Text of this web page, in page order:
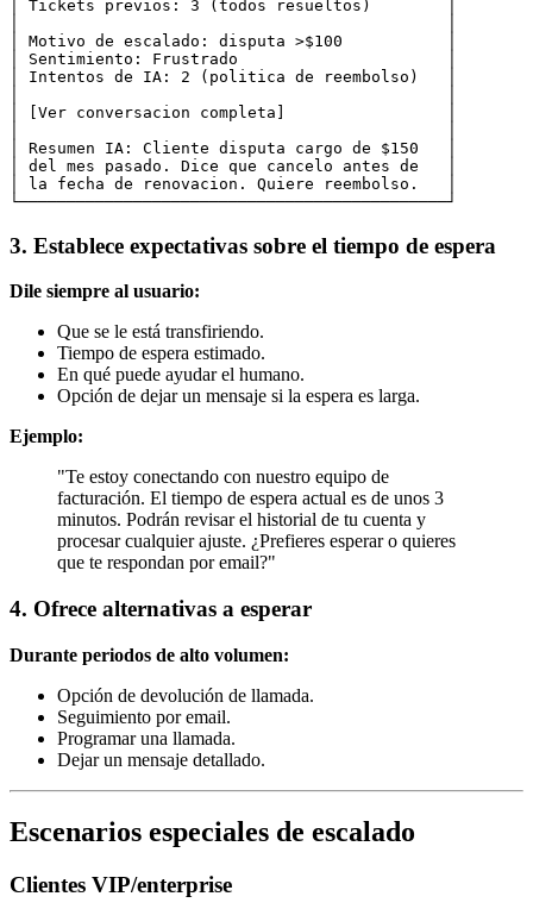
│ Tickets previos: 3 (todos resueltos)        │
│ Motivo de escalado: disputa >$100           │
│ Sentimiento: Frustrado                      │
│ Intentos de IA: 2 (politica de reembolso)   │
│ [Ver conversacion completa]                 │
│ Resumen IA: Cliente disputa cargo de $150   │
│ del mes pasado. Dice que cancelo antes de   │
│ la fecha de renovacion. Quiere reembolso.   │
3. Establece expectativas sobre el tiempo de espera
Dile siempre al usuario:
Que se le está transfiriendo.
Tiempo de espera estimado.
En qué puede ayudar el humano.
Opción de dejar un mensaje si la espera es larga.
Ejemplo:
"Te estoy conectando con nuestro equipo de
facturación. El tiempo de espera actual es de unos 3
minutos. Podrán revisar el historial de tu cuenta y
procesar cualquier ajuste. ¿Prefieres esperar o quieres
que te respondan por email?"
4. Ofrece alternativas a esperar
Durante periodos de alto volumen:
Opción de devolución de llamada.
Seguimiento por email.
Programar una llamada.
Dejar un mensaje detallado.
Escenarios especiales de escalado
Clientes VIP/enterprise